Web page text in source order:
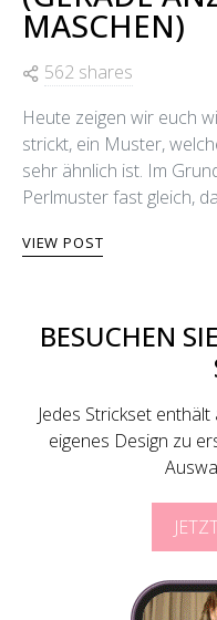
MASCHEN)
562 shares
Heute zeigen wir euch
strickt, ein Muster,
sehr ähnlich ist. Im
Perlmuster fast gleich,
VIEW POST
BESUCHEN
Jedes Strickset
eigenes Design zu